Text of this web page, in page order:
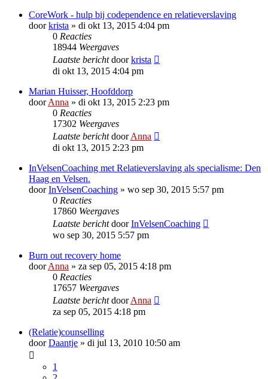
CoreWork - hulp bij codependence en relatieverslaving
doorkrista » di okt 13, 2015 4:04 pm
0 Reacties
18944 Weergaves
Laatste berichtdoorkrista
di okt 13, 2015 4:04 pm
Marian Huisser, Hoofddorp
doorAnna » di okt 13, 2015 2:23 pm
0 Reacties
17302 Weergaves
Laatste berichtdoorAnna
di okt 13, 2015 2:23 pm
InVelsenCoaching met Relatieverslaving als specialisme: Den
Haag en Velsen.
doorInVelsenCoaching » wo sep 30, 2015 5:57 pm
0 Reacties
17860 Weergaves
Laatste berichtdoorInVelsenCoaching
wo sep 30, 2015 5:57 pm
Burn out recovery home
doorAnna » za sep 05, 2015 4:18 pm
0 Reacties
17657 Weergaves
Laatste berichtdoorAnna
za sep 05, 2015 4:18 pm
(Relatie)counselling
doorDaantje » di jul 13, 2010 10:50 am
1